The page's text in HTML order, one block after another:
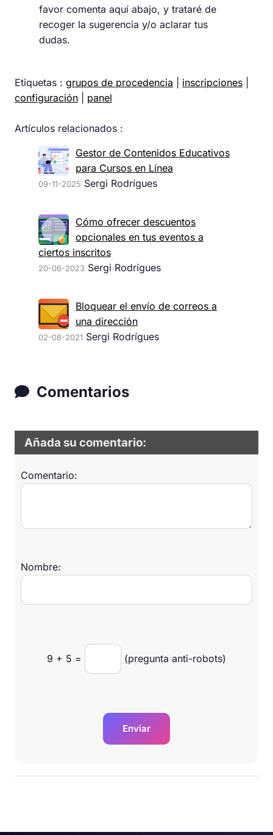
favor comenta aquí abajo, y trataré de
recoger la sugerencia y/o aclarar tus
dudas.
Etiquetas : grupos de procedencia inscripciones
configuración
panel
Artículos relacionados :
Gestor de Contenidos Educativos
para Cursos en Línea
09-11-2025 Sergi Rodrígues
Cómo ofrecer descuentos
opcionales en tus eventos a
ciertos inscritos
20-06-2023 Sergi Rodrígues
Bloquear el envío de correos a
una dirección
02-08-2021 Sergi Rodrígues
Comentarios
Añada su comentario:
Comentario:
Nombre:
9 + 5 = (pregunta anti-robots)
Enviar